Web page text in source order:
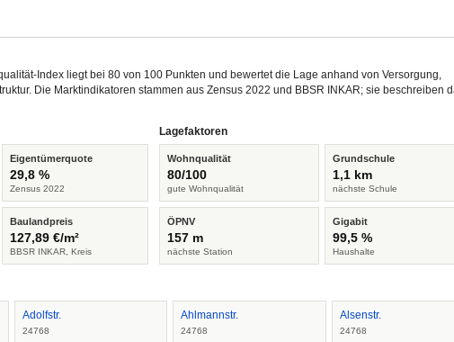
Index liegt bei 80 von 100 Punkten und bewertet die Lage anhand von Versorgung,
Die Marktindikatoren stammen aus Zensus 2022 und BBSR INKAR; sie beschreiben
Eigentümerquote
29,8 %
Zensus 2022
Baulandpreis
127,89 €/m²
BBSR INKAR, Kreis
Lagefaktoren
Wohnqualität
80/100
gute Wohnqualität
Grundschule
1,1 km
nächste Schule
ÖPNV
157 m
nächste Station
Gigabit
99,5 %
Haushalte
Adolfstr.
24768
Ahlmannstr.
24768
Alsenstr.
24768